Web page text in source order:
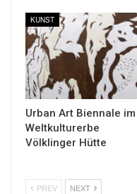
KUNST
Urban Art Biennale im
Weltkulturerbe
Völklinger Hütte
PREV NEXT